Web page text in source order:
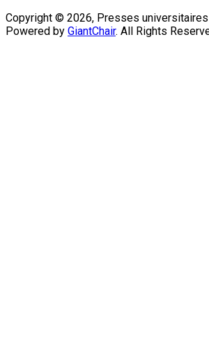
Copyright © 2026, Presses universitaires
Powered by GiantChair. All Rights